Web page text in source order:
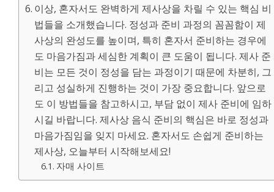
이상, 혼자서도 완벽하게 제사상을 차릴 수 있는 핵심 비
법들을 소개했습니다. 정성과 준비 과정의 꼼꼼함이 제
사상의 완성도를 높이며, 특히 혼자서 준비하는 경우에
도 마음가짐과 세심한 계획이 큰 도움이 됩니다. 제사 준
비는 모든 것이 정성을 담는 과정이기 때문에 차분히, 그
리고 성실하게 진행하는 것이 가장 중요합니다. 앞으로
도 이 방법들을 참고하시고, 부담 없이 제사 준비에 임하
시길 바랍니다. 제사상 음식 준비의 핵심은 바로 정성과
마음가짐임을 잊지 마세요. 혼자서도 손쉽게 준비하는
제사상, 오늘부터 시작해보세요!
자매 사이트